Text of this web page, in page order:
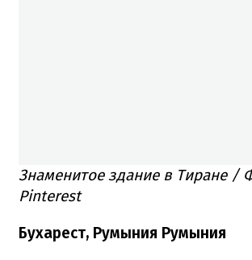
Знаменитое здание в Тиране /
Pinterest
Бухарест, Румыния Румыния